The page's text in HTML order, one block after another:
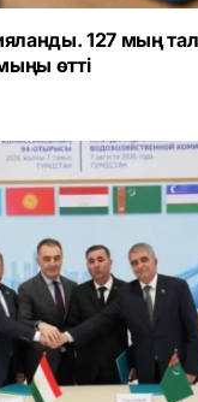
127 мың
өтті